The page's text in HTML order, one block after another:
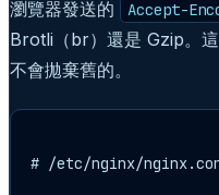
瀏覽器發送的 Accept-
Brotli（br）還是 Gzip。
不會拋棄舊的。
# /etc/nginx/